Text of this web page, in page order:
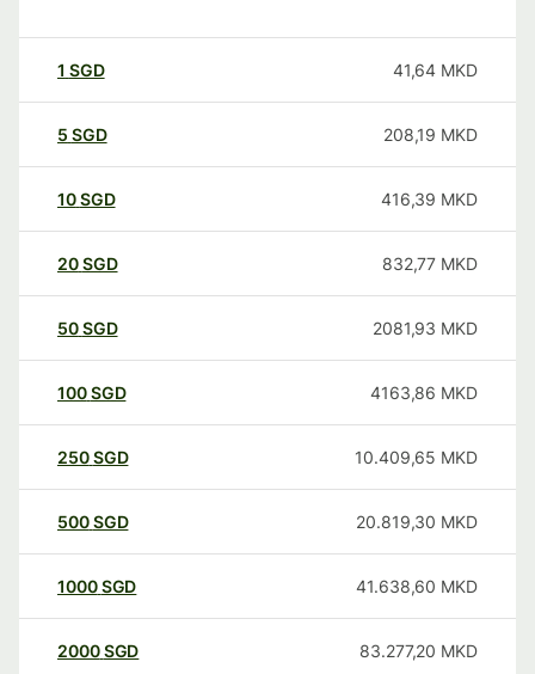
1 SGD 41,64 MKD
5 SGD 208,19 MKD
10SGD 416,39 MKD
20SGD 832,77 MKD
50SGD 2081,93 MKD
100SGD 4163,86 MKD
250SGD 10.409,65 MKD
500SGD 20.819,30 MKD
1000SGD 41.638,60 MKD
2000SGD 83.277,20 MKD